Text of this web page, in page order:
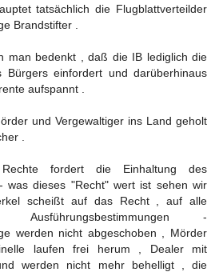
tatsächlich die Flugblattverteilder
Brandstifter .
man bedenkt , daß die IB lediglich die
Bürgers einfordert und darüberhinaus
aufspannt .
und Vergewaltiger ins Land geholt
.
fordert die Einhaltung des
was dieses "Recht" wert ist sehen wir
scheißt auf das Recht , auf alle
-
werden nicht abgeschoben , Mörder
laufen frei herum , Dealer mit
werden nicht mehr behelligt , die